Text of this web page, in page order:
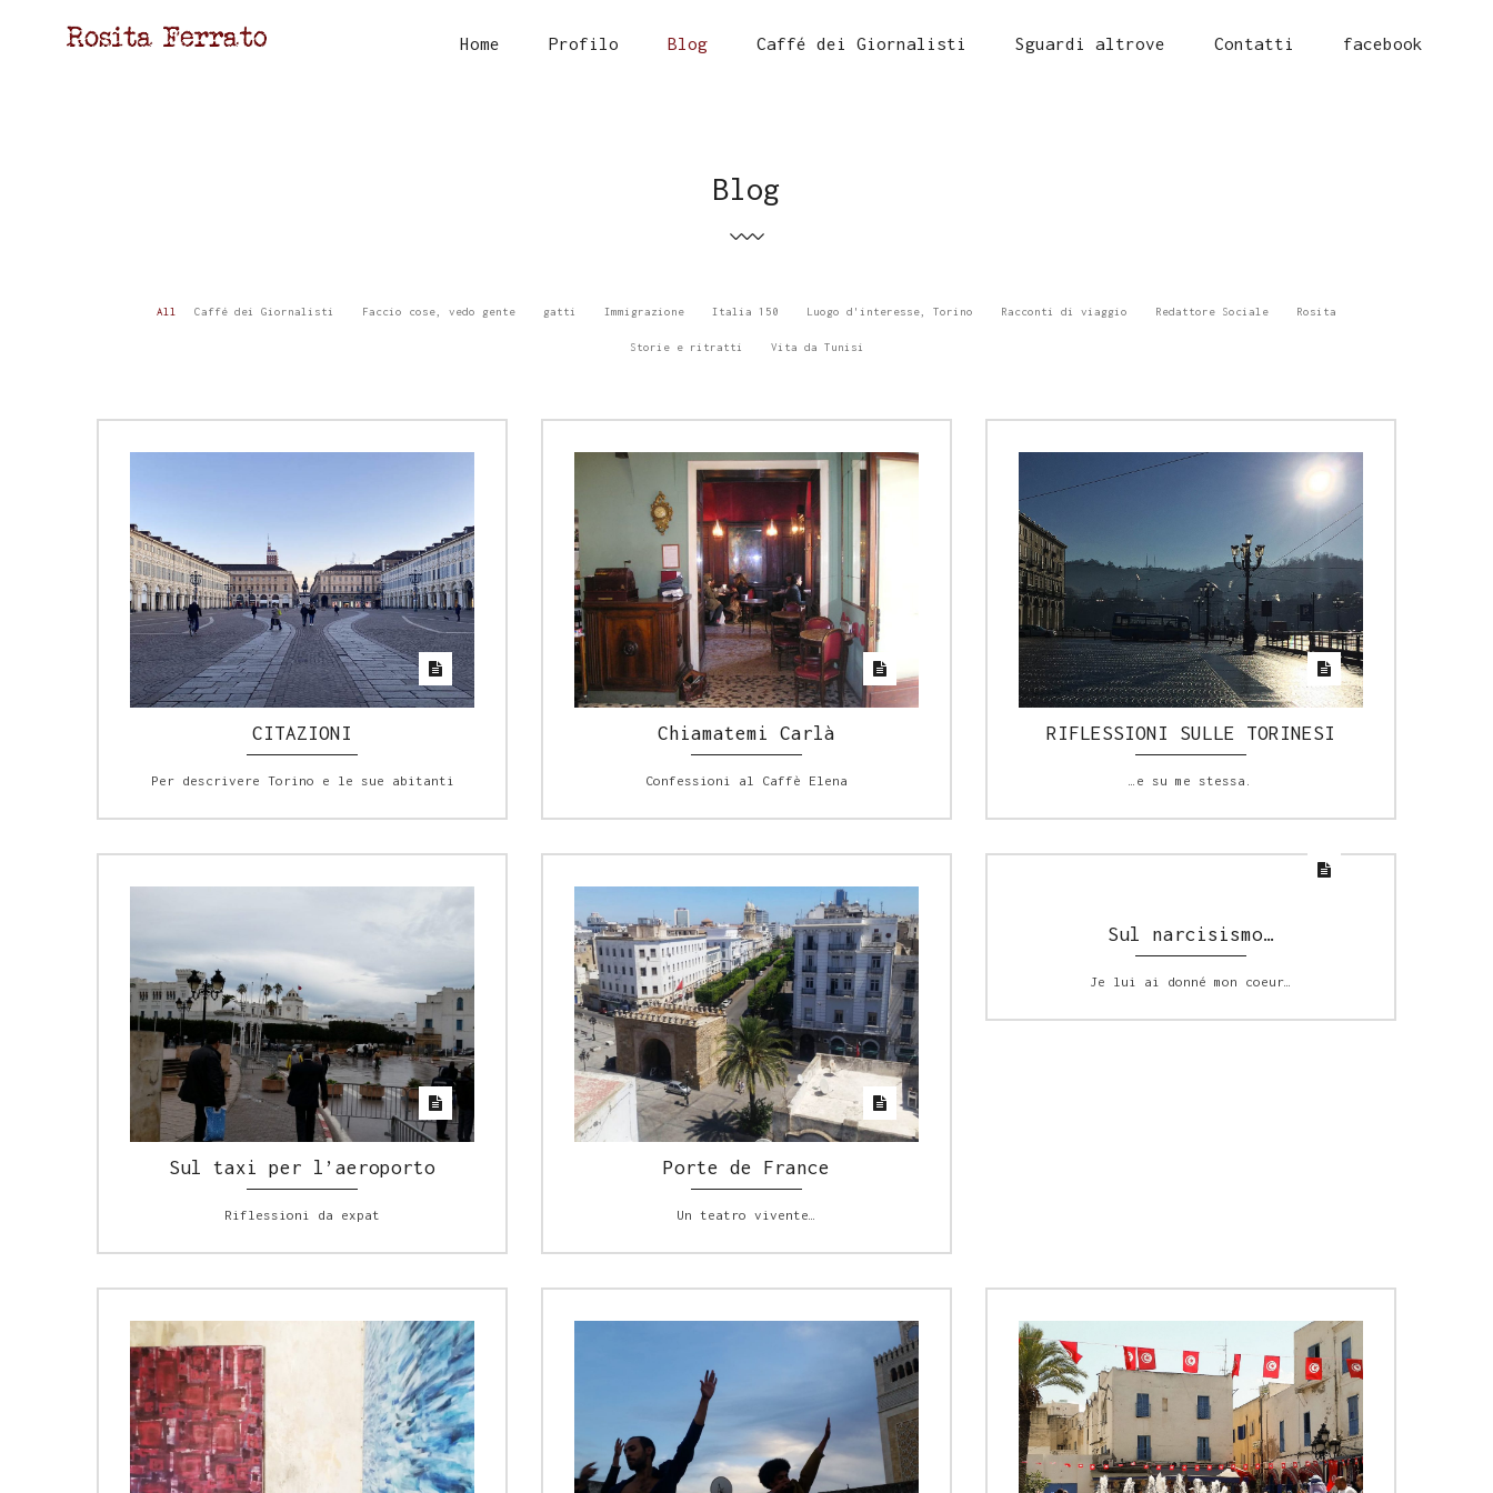
Home Profilo Blog Caffé dei Giornalisti Sguardi altrove Contatti facebook
Blog
All Caffé dei Giornalisti Faccio cose, vedo gente gatti Immigrazione Italia 150 Luogo d'interesse, Torino Racconti di viaggio Redattore Sociale Rosita
Storie e ritratti Vita da Tunisi
CITAZIONI
Per descrivere Torino e le sue abitanti
Chiamatemi Carlà
Confessioni al Caffè Elena
RIFLESSIONI SULLE TORINESI
…e su me stessa.
Sul taxi per l’aeroporto
Riflessioni da expat
Porte de France
Un teatro vivente…
Sul narcisismo…
Je lui ai donné mon coeur…